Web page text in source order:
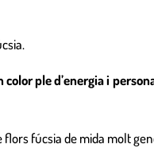
color ple d’energia i
fúcsia de mida molt